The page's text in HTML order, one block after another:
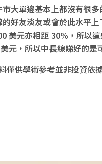
大單邊基本上都沒有很
好友淡友或會於此水平
美元亦相距 30%，所以
元，所以中長線睇好的
僅供學術參考並非投資依